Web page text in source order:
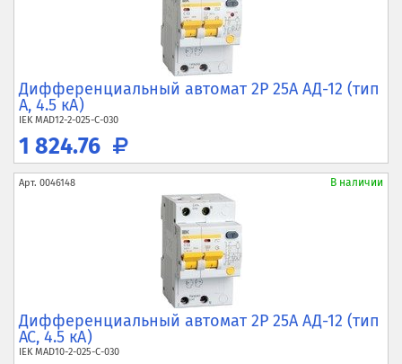
Дифференциальный автомат 2P 25А АД-12 (тип
A, 4.5 кА)
IEKMAD12-2-025-C-030
1 824.76
Арт. 0046148 В наличии
Дифференциальный автомат 2P 25А АД-12 (тип
AC, 4.5 кА)
IEKMAD10-2-025-C-030